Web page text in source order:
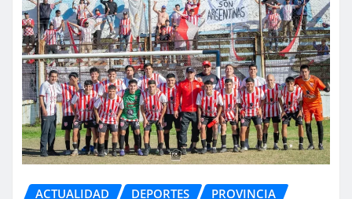
ACTUALIDAD DEPORTES PROVINCIA